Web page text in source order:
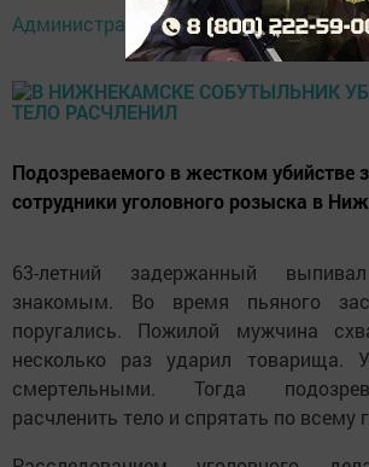
Администратор, 1 июня 2018 - 13:18
Подозреваемого в жестком убийстве
сотрудники уголовного розыска в
63-летний задержанный
знакомым. Во время пьяного
поругались. Пожилой мужчина
несколько раз ударил товарища.
смертельными. Тогда
расчленить тело и спрятать по всему